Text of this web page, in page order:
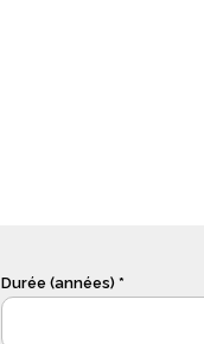
Durée (années) *